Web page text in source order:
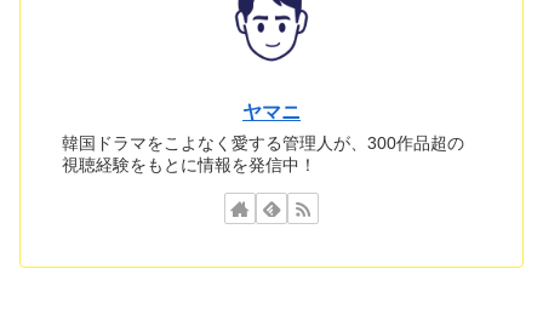
ヤマニ
韓国ドラマをこよなく愛する管理人が、300作品超の
視聴経験をもとに情報を発信中！